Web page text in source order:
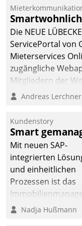
Dialogführung
dem externen
Serviceteam,
Mietenden
effizienter zu
Die NEUE
ServicePortal von
Mieterservices
zugängliche
Mitgliedern der
Kontaktaufnahme
Andreas Lerchner
Kundenstory
Smart
Mit neuen SAP-
integrierten
und einheitlichen
Prozessen ist das
der Bayerischen
Nadja Hußmann